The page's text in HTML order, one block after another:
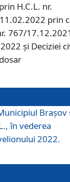
H.C.L. nr.
prin
767/
și Deciziei
Brașov
în vederea
2022.